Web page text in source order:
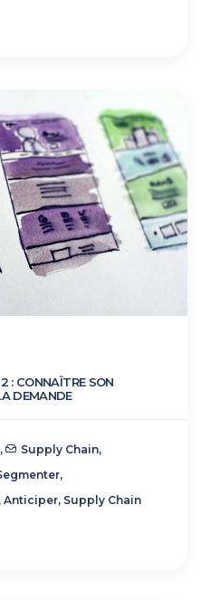
: CONNAÎTRE SON
DEMANDE
, Supply Chain,
,
, Anticiper, Supply Chain